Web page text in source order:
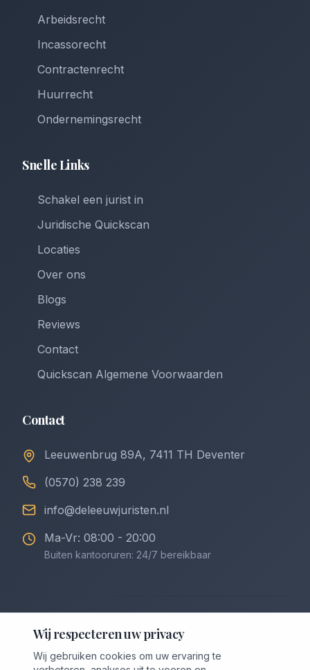
Arbeidsrecht
Incassorecht
Contractenrecht
Huurrecht
Ondernemingsrecht
Snelle Links
Schakel een jurist in
Juridische Quickscan
Locaties
Over ons
Blogs
Reviews
Contact
Quickscan Algemene Voorwaarden
Contact
Leeuwenbrug 89A, 7411 TH Deventer
(0570) 238 239
info@deleeuwjuristen.nl
Ma-Vr: 08:00 - 20:00
Buiten kantooruren: 24/7 bereikbaar
2026
De Leeuw Incasso & Juristen. Alle rechten
voorbehouden.
Privacybeleid Algemene Voorwaarden
Wij respecteren uw privacy
Wij gebruiken cookies om uw ervaring te